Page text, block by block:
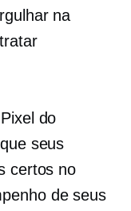
na
do
seus
certos no
de seus